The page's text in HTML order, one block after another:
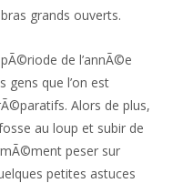
grands ouverts.
de l’annÃ©e
que l’on est
Alors de plus,
au loup et subir de
peser sur
petites astuces